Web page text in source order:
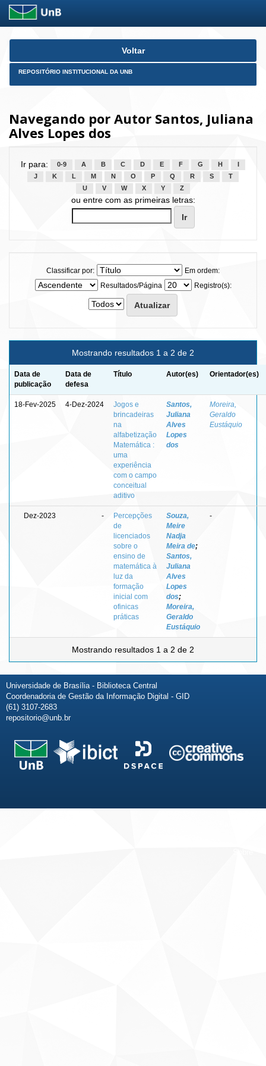
Skip
Voltar
REPOSITÓRIO INSTITUCIONAL DA UNB
Navegando por Autor Santos, Juliana
Alves Lopes dos
Ir para: 0-9 A B C D E F G H
J
K L M N O P Q R S
T
U
V W X Y Z
ou entre com as primeiras letras:
Classificar por:
Em ordem:
Resultados/Página
Registro(s):
Mostrando resultados 1 a 2 de 2
Data de
publicação
Data de
defesa
Título Autor(es) Orientador(es)
18-Fev-2025 4-Dez-2024
Jogos e
brincadeiras
na
alfabetização
Matemática :
uma
experiência
com o campo
conceitual
aditivo
Santos,
Juliana
Alves
Lopes
dos
Moreira,
Geraldo
Eustáquio
Dez-2023 -
Percepções
de
licenciados
sobre o
ensino de
matemática à
luz da
formação
inicial com
ofinicas
práticas
Souza,
Meire
Nadja
Meira de;
Santos,
Juliana
Alves
Lopes
dos;
Moreira,
Geraldo
Eustáquio
-
Mostrando resultados 1 a 2 de 2
Universidade de Brasília - Biblioteca Central
Coordenadoria de Gestão da Informação Digital - GID
(61) 3107-2683
repositorio@unb.br